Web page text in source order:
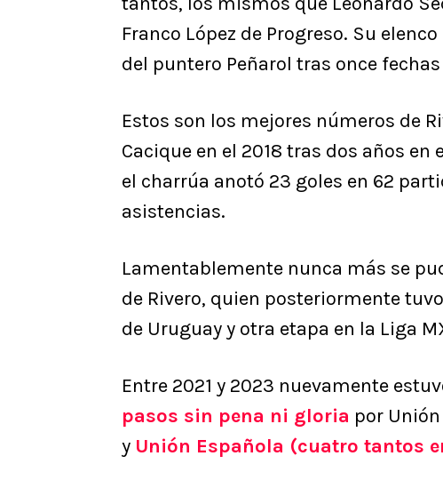
Franco López de Progreso. Su
del puntero Peñarol tras once
Estos son los mejores números de
Cacique en el 2018 tras dos años
el charrúa anotó 23 goles en 62
asistencias.
Lamentablemente nunca más se
de Rivero, quien posteriormente
de Uruguay y otra etapa en la Liga
Entre 2021 y 2023 nuevamente
pasos sin pena ni gloria por
y Unión Española (cuatro tantos